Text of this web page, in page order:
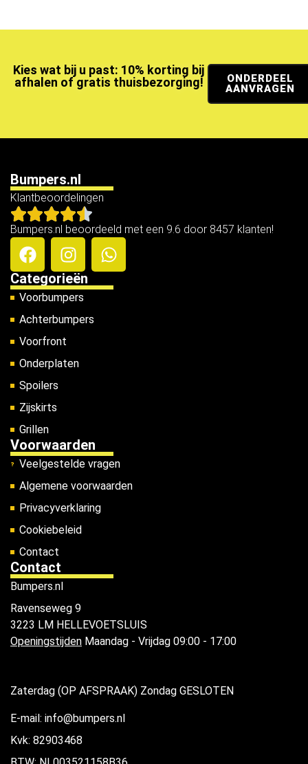
Kies wat bij u past: 10% korting bij
afhalen of gratis thuisbezorging!
ONDERDEEL
AANVRAGEN
Bumpers.nl
Klantbeoordelingen
Bumpers.nl beoordeeld met een 9.6 door 8457 klanten!
Categorieën
Voorbumpers
Achterbumpers
Voorfront
Onderplaten
Spoilers
Zijskirts
Grillen
Voorwaarden
Veelgestelde vragen
Algemene voorwaarden
Privacyverklaring
Cookiebeleid
Contact
Contact
Bumpers.nl
Ravenseweg 9
3223 LM HELLEVOETSLUIS
Openingstijden Maandag - Vrijdag 09:00 - 17:00
Zaterdag (OP AFSPRAAK) Zondag GESLOTEN
E-mail: info@bumpers.nl
Kvk: 82903468